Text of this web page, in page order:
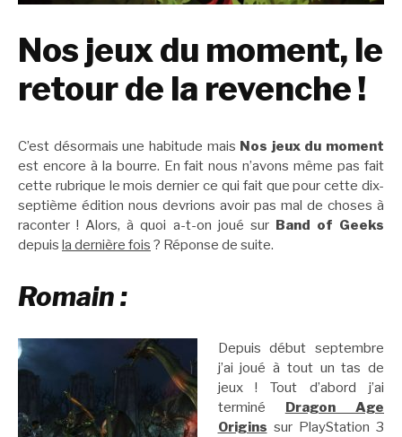
Nos jeux du moment, le
retour de la revenche !
C’est désormais une habitude mais Nos jeux du moment
est encore à la bourre. En fait nous n’avons même pas fait
cette rubrique le mois dernier ce qui fait que pour cette dix-
septième édition nous devrions avoir pas mal de choses à
raconter ! Alors, à quoi a-t-on joué sur Band of Geeks
depuis la dernière fois ? Réponse de suite.
Romain :
Depuis début septembre
j’ai joué à tout un tas de
jeux ! Tout d’abord j’ai
terminé
Dragon Age
Origins sur PlayStation 3